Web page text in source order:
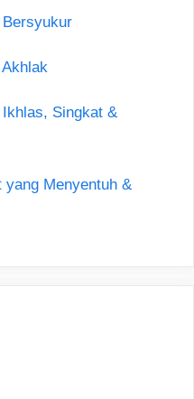
Bersyukur
Singkat &
yang Menyentuh &